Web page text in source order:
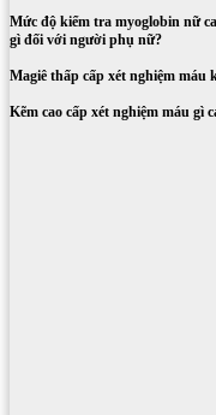
Mức độ kiểm tra myoglobin nữ
gì đối với người phụ nữ?
Magiê thấp cấp xét nghiệm máu
Kẽm cao cấp xét nghiệm máu gì